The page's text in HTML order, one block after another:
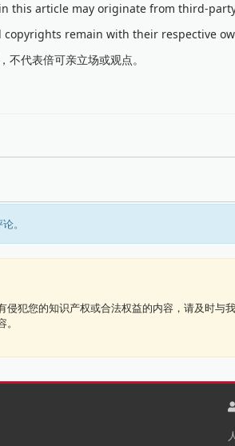
this article may originate from third-
remain with their respective
不代表倍可亲立场或观点。
。
侵犯您的知识产权或合法权益的内容，请及时与